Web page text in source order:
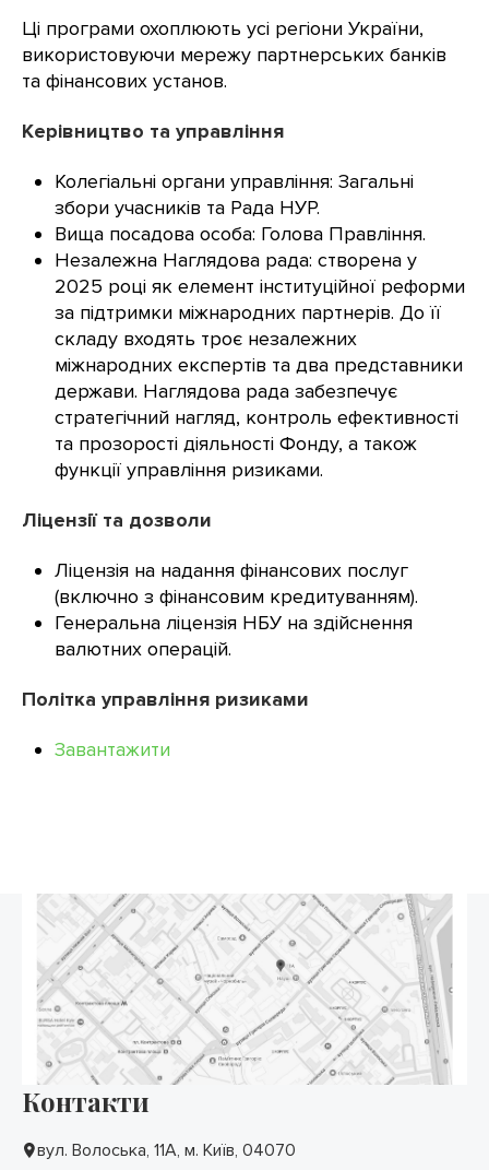
Ці програми охоплюють усі регіони України,
використовуючи мережу партнерських банків
та фінансових установ.
Керівництво та управління
Колегіальні органи управління: Загальні
збори учасників та Рада НУР.
Вища посадова особа: Голова Правління.
Незалежна Наглядова рада: створена у
2025 році як елемент інституційної реформи
за підтримки міжнародних партнерів. До її
складу входять троє незалежних
міжнародних експертів та два представники
держави. Наглядова рада забезпечує
стратегічний нагляд, контроль ефективності
та прозорості діяльності Фонду, а також
функції управління ризиками.
Ліцензії та дозволи
Ліцензія на надання фінансових послуг
(включно з фінансовим кредитуванням).
Генеральна ліцензія НБУ на здійснення
валютних операцій.
Політка управління ризиками
Завантажити
Контакти
вул. Волоська, 11А, м. Київ, 04070